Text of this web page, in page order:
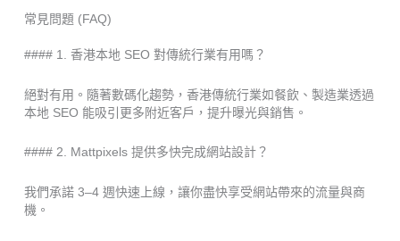
常見問題 (FAQ)
#### 1. 香港本地 SEO 對傳統行業有用嗎？
絕對有用。隨著數碼化趨勢，香港傳統行業如餐飲、製造業透過
本地 SEO 能吸引更多附近客戶，提升曝光與銷售。
#### 2. Mattpixels 提供多快完成網站設計？
我們承諾 3–4 週快速上線，讓你盡快享受網站帶來的流量與商
機。